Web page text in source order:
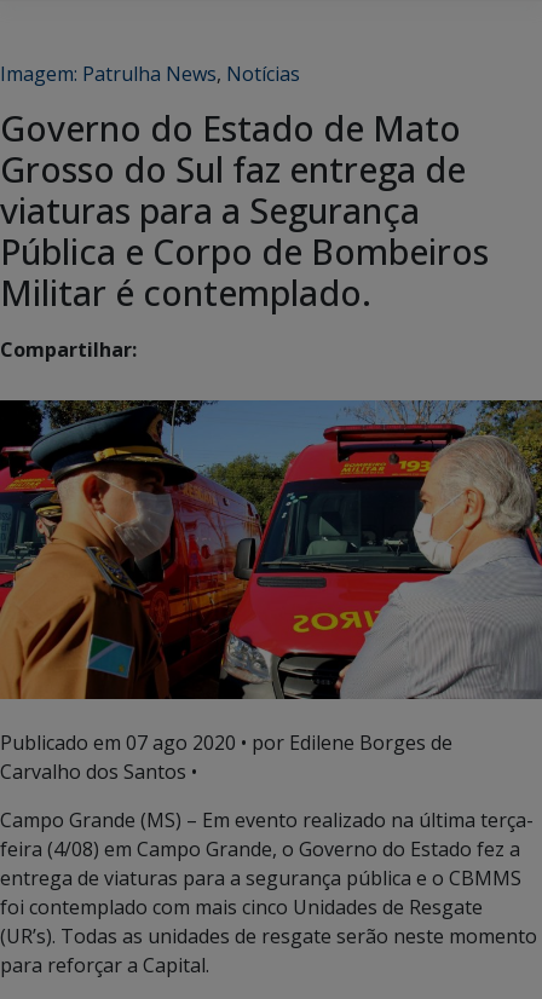
Imagem: Patrulha News, Notícias
Governo do Estado de Mato
Grosso do Sul faz entrega de
viaturas para a Segurança
Pública e Corpo de Bombeiros
Militar é contemplado.
Compartilhar:
Publicado em 07 ago 2020 • por Edilene Borges de
Carvalho dos Santos •
Campo Grande (MS) – Em evento realizado na última terça-
feira (4/08) em Campo Grande, o Governo do Estado fez a
entrega de viaturas para a segurança pública e o CBMMS
foi contemplado com mais cinco Unidades de Resgate
(UR’s). Todas as unidades de resgate serão neste momento
para reforçar a Capital.